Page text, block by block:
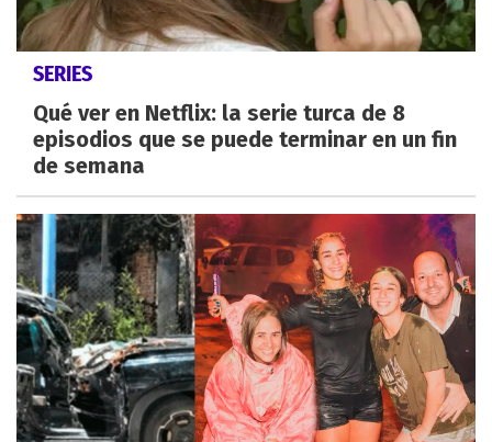
SERIES
Qué ver en Netflix: la serie turca de 8
episodios que se puede terminar en un fin
de semana